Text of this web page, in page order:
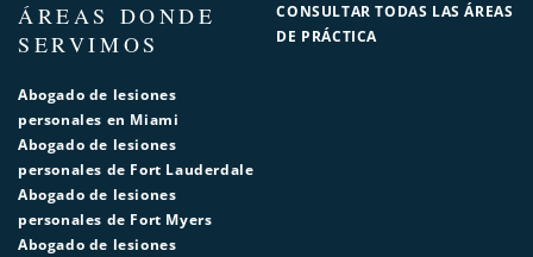
CONSULTAR TODAS LAS ÁREAS
DE PRÁCTICA
ÁREAS DONDE
SERVIMOS
Abogado de lesiones
personales en Miami
Abogado de lesiones
personales de Fort Lauderdale
Abogado de lesiones
personales de Fort Myers
Abogado de lesiones